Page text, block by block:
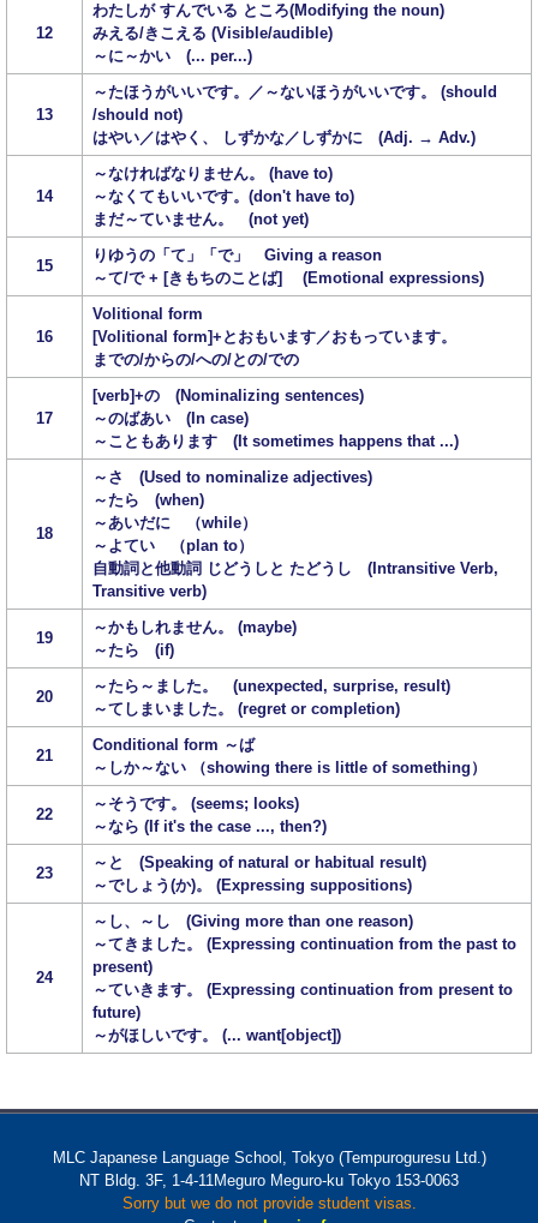
12
わたしが すんでいる ところ(Modifying the noun)
みえる/きこえる (Visible/audible)
～に～かい (... per...)
13
～たほうがいいです。／～ないほうがいいです。 (should
/should not)
はやい／はやく、 しずかな／しずかに (Adj. → Adv.)
14
～なければなりません。 (have to)
～なくてもいいです。(don't have to)
まだ～ていません。 (not yet)
15
りゆうの「て」「で」 Giving a reason
～て/で + [きもちのことば] (Emotional expressions)
16
Volitional form
[Volitional form]+とおもいます／おもっています。
までの/からの/への/との/での
17
[verb]+の (Nominalizing sentences)
～のばあい (In case)
～こともあります (It sometimes happens that ...)
18
～さ (Used to nominalize adjectives)
～たら (when)
～あいだに （while）
～よてい （plan to）
自動詞と他動詞 じどうしと たどうし (Intransitive Verb,
Transitive verb)
19
～かもしれません。 (maybe)
～たら (if)
20
～たら～ました。 (unexpected, surprise, result)
～てしまいました。 (regret or completion)
21
Conditional form ～ば
～しか～ない （showing there is little of something）
22
～そうです。 (seems; looks)
～なら (If it's the case ..., then?)
23
～と (Speaking of natural or habitual result)
～でしょう(か)。 (Expressing suppositions)
24
～し、～し (Giving more than one reason)
～てきました。 (Expressing continuation from the past to
present)
～ていきます。 (Expressing continuation from present to
future)
～がほしいです。 (... want[object])
MLC Japanese Language School, Tokyo (Tempuroguresu Ltd.)
NT Bldg. 3F, 1-4-11Meguro Meguro-ku Tokyo 153-0063
Sorry but we do not provide student visas.